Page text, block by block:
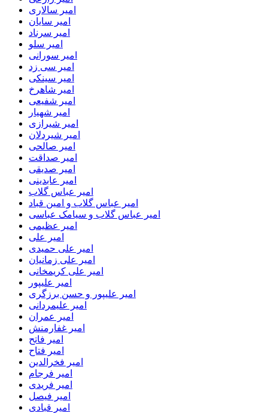
امیر سالاری
امیر سایان
امیر سرناد
امیر سلو
امیر سورانی
امیر سی زد
امیر سینکی
امیر شاهرخ
امیر شفیعی
امیر شهیار
امیر شیرازی
امیر شیردلان
امیر صالحی
امیر صداقت
امیر صدیقی
امیر عابدینی
امیر عباس گلاب
امیر عباس گلاب و امین قباد
امیر عباس گلاب و سیامک عباسی
امیر عظیمی
امیر علی
امیر علی حمیدی
امیر علی زمانیان
امیر علی کریمخانی
امیر علیپور
امیر علیپور و حسن برزگری
امیر علیمردانی
امیر عمران
امیر غفارمنش
امیر فاتح
امیر فتاح
امیر فخرالدین
امیر فرجام
امیر فریدی
امیر فیصل
امیر قبادی